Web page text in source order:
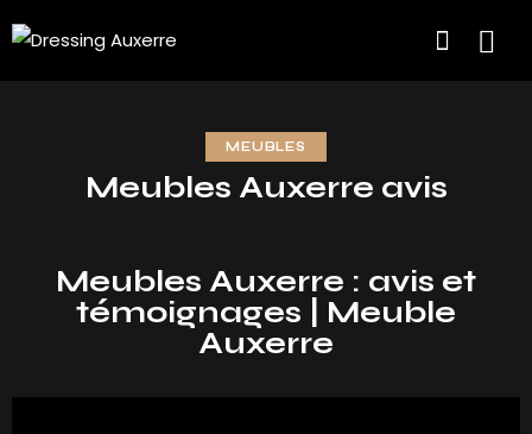
MEUBLES
Meubles Auxerre avis
Meubles Auxerre : avis et
témoignages | Meuble
Auxerre